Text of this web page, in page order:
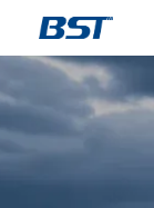
LOGO